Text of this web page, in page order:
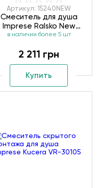
Артикул: 15240NEW
Смеситель для душа
Imprese Ralsko New
15240NEW
в наличии более 5 шт
2 211 грн
Купить